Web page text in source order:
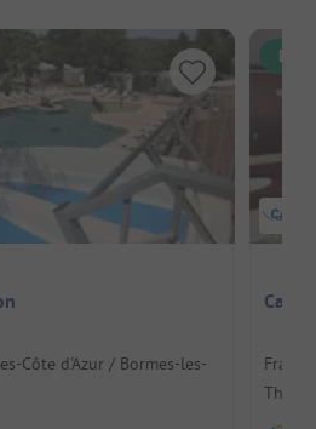
Côte d'Azur / Bormes-les-